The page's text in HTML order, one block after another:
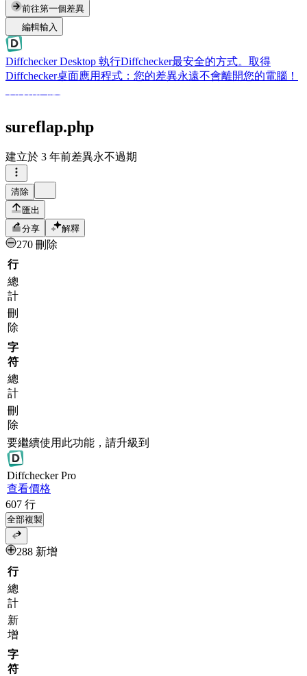
前往第一個差異
編輯輸入
Diffchecker Desktop 執行Diffchecker最安全的方式。取得
Diffchecker桌面應用程式：您的差異永遠不會離開您的電腦！
sureflap.php
建立於 3 年前差異永不過期
清除
匯出
分享
解釋
270 刪除
行
總
計
刪
除
字
符
總
計
刪
除
要繼續使用此功能，請升級到
DiffcheckerPro
查看價格
607 行
全部複製
288 新增
行
總
計
新
增
字
符